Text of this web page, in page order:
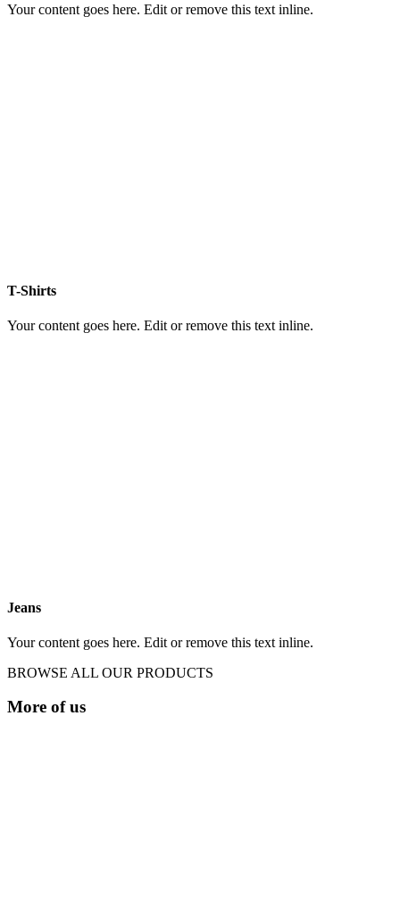
Your content goes here. Edit or remove this text inline.
T-Shirts
Your content goes here. Edit or remove this text inline.
Jeans
Your content goes here. Edit or remove this text inline.
BROWSE ALL OUR PRODUCTS
More of us